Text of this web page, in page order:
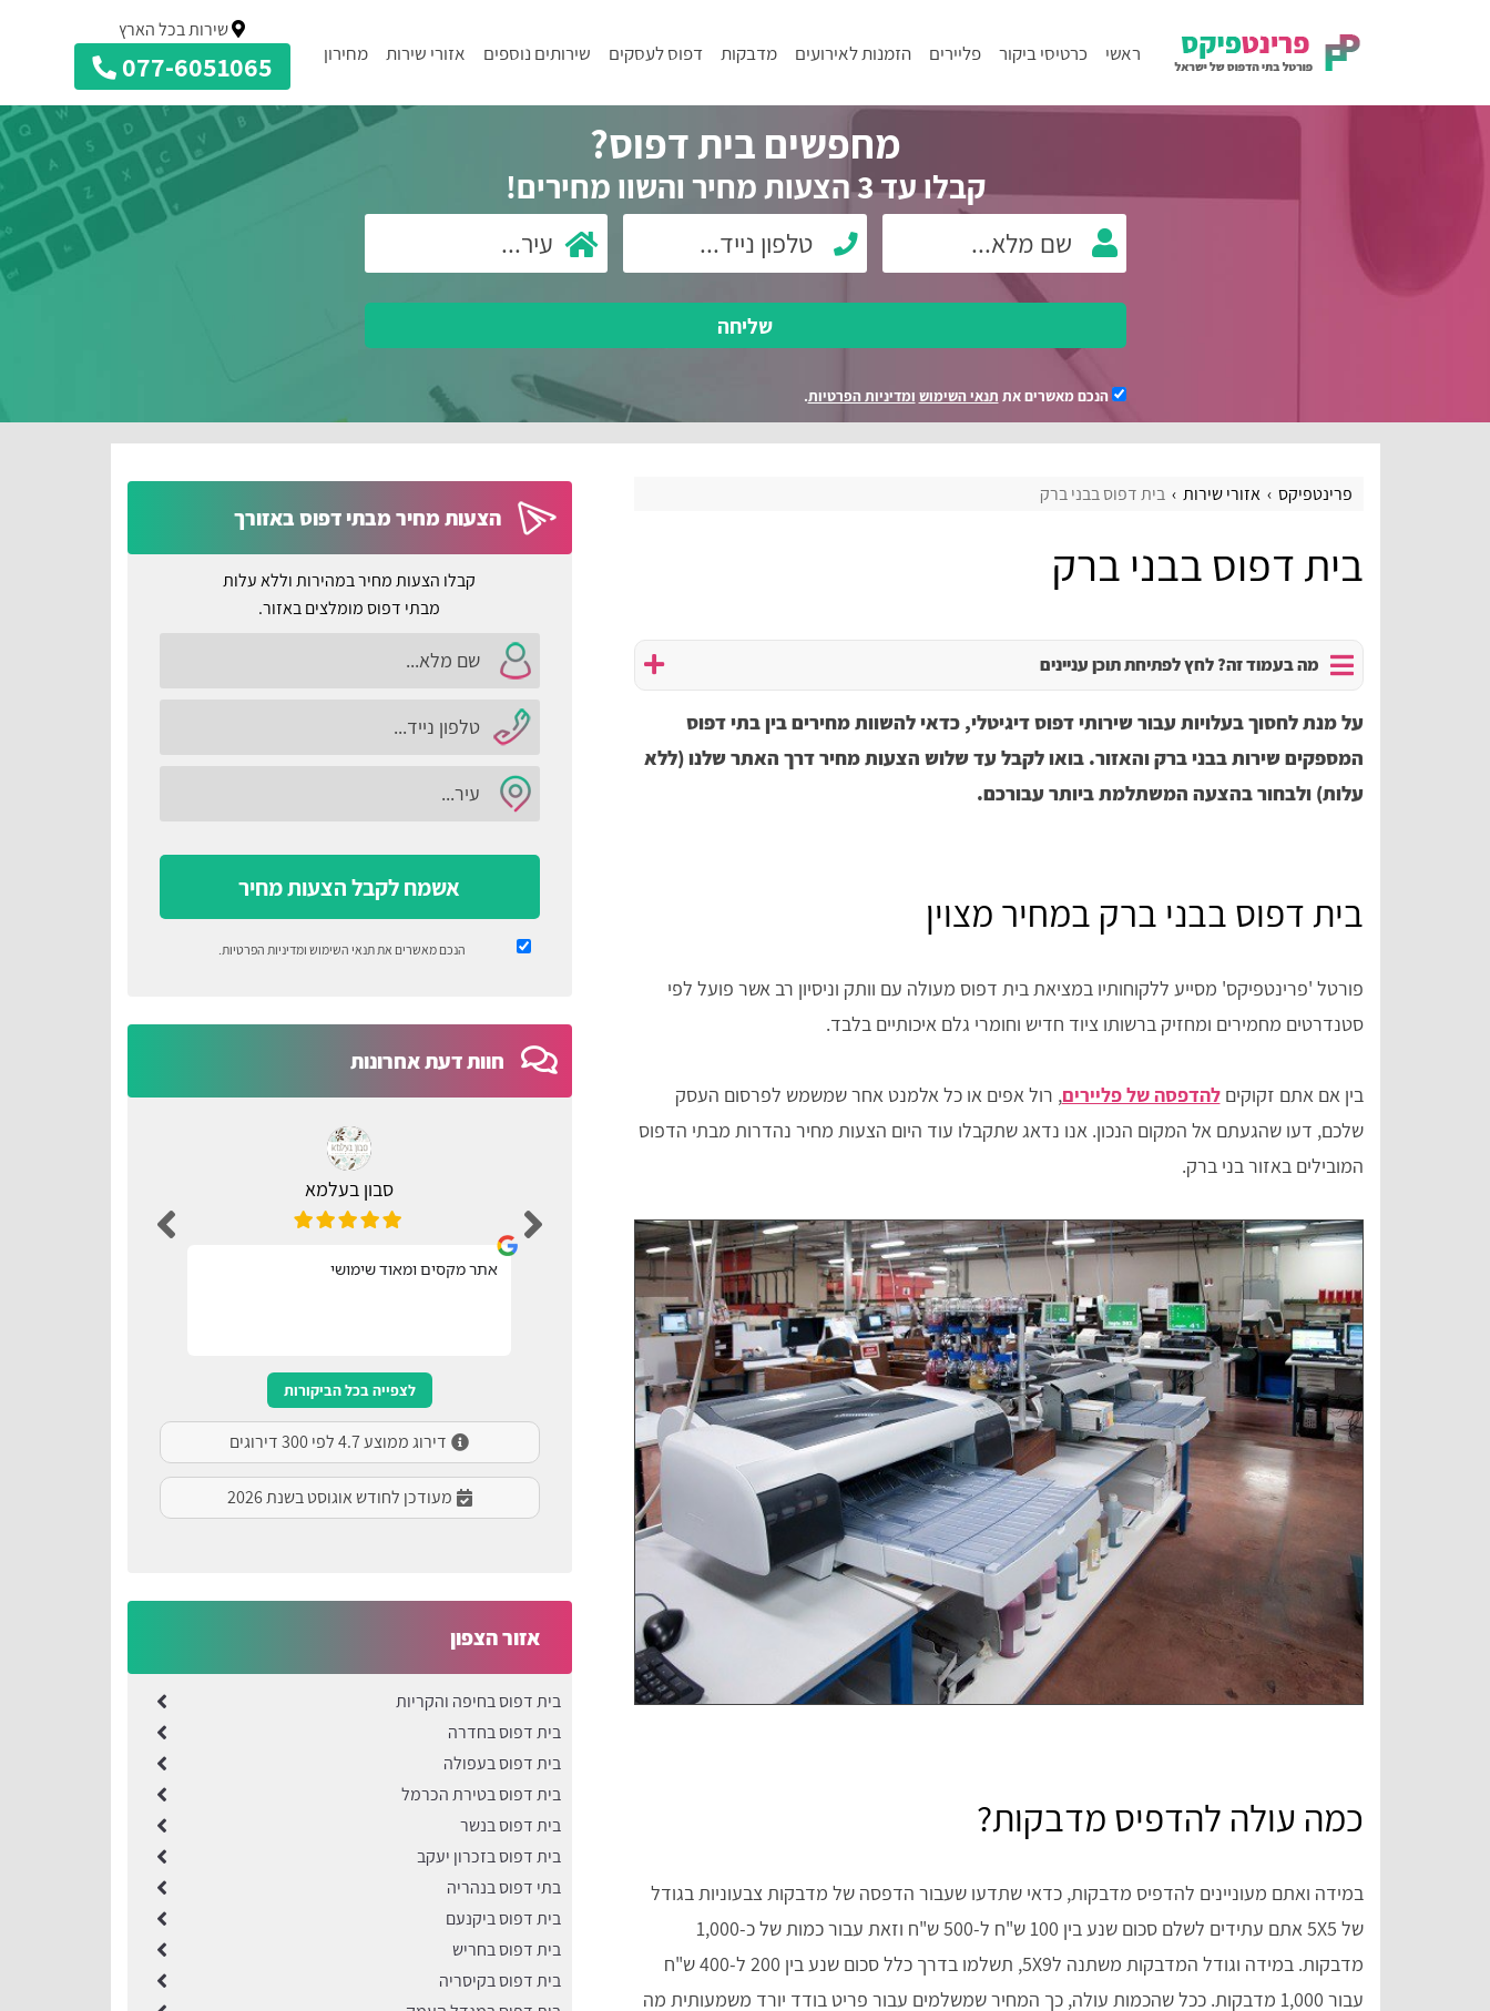
ראשי כרטיסי ביקור פליירים הזמנות לאירועים מדבקות דפוס לעסקים שירותים נוספים אזורי שירות מחירון
שירות בכל הארץ
077-6051065
מחפשים בית דפוס?
קבלו עד 3 הצעות מחיר והשוו מחירים!
שליחה
הנכם מאשרים את תנאי השימוש ומדיניות הפרטיות.
פרינטפיקס אזורי שירות בית דפוס בבני ברק
בית דפוס בבני ברק
מה בעמוד זה? לחץ לפתיחת תוכן עניינים
על מנת לחסוך בעלויות עבור שירותי דפוס דיגיטלי, כדאי להשוות מחירים בין בתי דפוס
המספקים שירות בבני ברק והאזור. בואו לקבל עד שלוש הצעות מחיר דרך האתר שלנו (ללא
עלות) ולבחור בהצעה המשתלמת ביותר עבורכם.
בית דפוס בבני ברק במחיר מצוין
פורטל 'פרינטפיקס' מסייע ללקוחותיו במציאת בית דפוס מעולה עם וותק וניסיון רב אשר פועל לפי
סטנדרטים מחמירים ומחזיק ברשותו ציוד חדיש וחומרי גלם איכותיים בלבד.
בין אם אתם זקוקיםלהדפסה של פליירים, רול אפים או כל אלמנט אחר שמשמש לפרסום העסק
שלכם, דעו שהגעתם אל המקום הנכון. אנו נדאג שתקבלו עוד היום הצעות מחיר נהדרות מבתי הדפוס
המובילים באזור בני ברק.
כמה עולה להדפיס מדבקות?
במידה ואתם מעוניינים להדפיס מדבקות, כדאי שתדעו שעבור הדפסה של מדבקות צבעוניות בגודל
של 5X5 אתם עתידים לשלם סכום שנע בין 100 ש"ח ל-500 ש"ח וזאת עבור כמות של כ-1,000
מדבקות. במידה וגודל המדבקות משתנה ל5X9, תשלמו בדרך כלל סכום שנע בין 200 ל-400 ש"ח
עבור 1,000 מדבקות. ככל שהכמות עולה, כך המחיר שמשלמים עבור פריט בודד יורד משמעותית מה
הצעות מחיר מבתי דפוס באזורך
קבלו הצעות מחיר במהירות וללא עלות
מבתי דפוס מומלצים באזור.
אשמח לקבל הצעות מחיר
הנכם מאשרים אתתנאי השימוש ומדיניות הפרטיות.
חוות דעת אחרונות
סבון בעלמא
אתר מקסים ומאוד שימושי אתר נגיש וברור
אתר מסודר ומאורגן עם שלל הסברים מפורטים
על סוגי ההדפסה\יצירה
לצפייה בכל הביקורות
דירוג ממוצע 4.7 לפי 300 דירוגים
מעודכן לחודש אוגוסט בשנת 2026
אזור הצפון
בית דפוס בחיפה והקריות
בית דפוס בחדרה
בית דפוס בעפולה
בית דפוס בטירת הכרמל
בית דפוס בנשר
בית דפוס בזכרון יעקב
בתי דפוס בנהריה
בית דפוס ביקנעם
בית דפוס בחריש
בית דפוס בקיסריה